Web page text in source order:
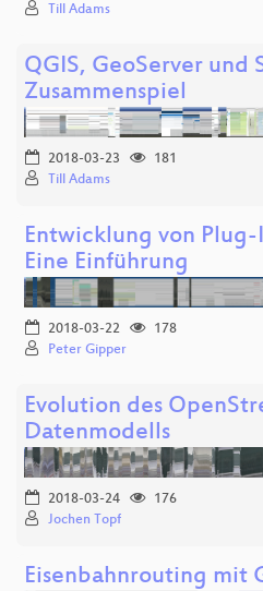
Till Adams
QGIS, GeoServer und
Zusammenspiel
2018-03-23
181
Till Adams
Entwicklung von Plug-
Eine Einführung
2018-03-22
178
Peter Gipper
Evolution des
Datenmodells
2018-03-24
176
Jochen Topf
Eisenbahnrouting mit